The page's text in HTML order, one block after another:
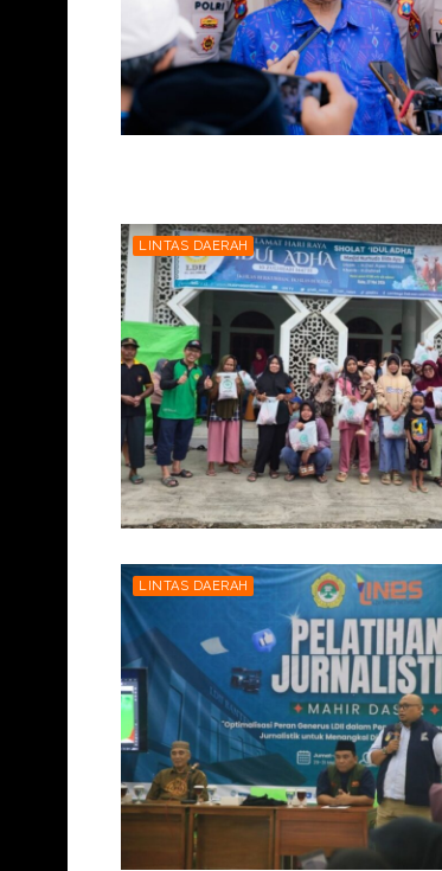
LINTAS DAERAH
LINTAS DAERAH